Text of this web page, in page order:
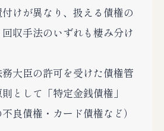
けが異なり、扱える債権の
収手法のいずれも棲み分け
務大臣の許可を受けた債権管
として「特定金銭債権」
良債権・カード債権など）